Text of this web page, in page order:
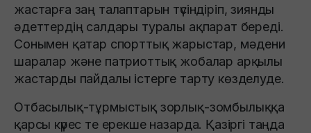
жастарға заң талаптарын түсіндіріп, зиянды
әдеттердің салдары туралы ақпарат береді.
Сонымен қатар спорттық жарыстар, мәдени
шаралар және патриоттық жобалар арқылы
жастарды пайдалы істерге тарту көзделуде.
Отбасылық-тұрмыстық зорлық-зомбылыққа
қарсы күрес те ерекше назарда. Қазіргі таңда